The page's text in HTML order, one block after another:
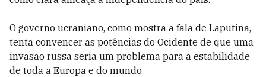
O governo ucraniano, como mostra a fala de Laputina,
tenta convencer as potências do Ocidente de que uma
invasão russa seria um problema para a estabilidade
de toda a Europa e do mundo.